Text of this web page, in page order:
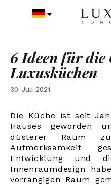
6 Ideen für die
Luxusküchen
30. Juli 2021
Die Küche ist seit
Hauses geworden
düsterer Raum
Aufmerksamkeit
Entwicklung und
Innenraumdesign
vorrangigen Raum